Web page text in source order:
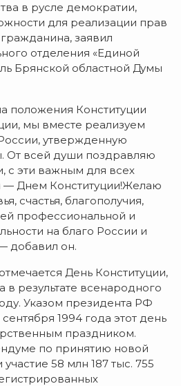
в русле демократии,
для реализации прав
заявил
отделения «Единой
Брянской областной Думы
положения Конституции
мы вместе реализуем
утвержденную
От всей души поздравляю
с эти важным для всех
— Днем Конституции!Желаю
счастья, благополучия,
профессиональной и
на благо России и
добавил он.
День Конституции,
в результате всенародного
Указом президента РФ
1994 года этот день
праздником.
по принятию новой
58 млн 187 тыс. 755